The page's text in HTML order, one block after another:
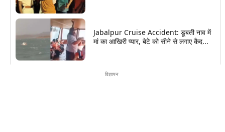
Jabalpur Cruise Accident: डूबती नाव में
मां का आखिरी प्यार, बेटे को सीने से लगाए कैद...
विज्ञापन